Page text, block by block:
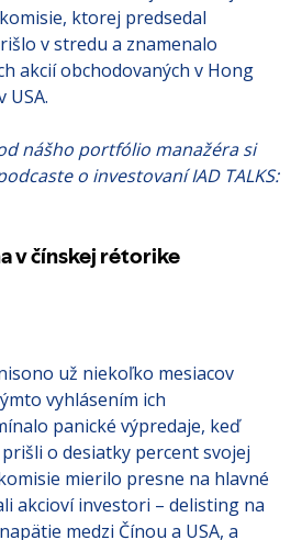
ktorej predsedal
v stredu a znamenalo
akcií obchodovaných v Hong
USA.
nášho portfólio manažéra si
o investovaní IAD TALKS:
už niekoľko mesiacov
vyhlásením ich
panické výpredaje, keď
o desiatky percent svojej
mierilo presne na hlavné
akcioví investori – delisting na
medzi Čínou a USA, a